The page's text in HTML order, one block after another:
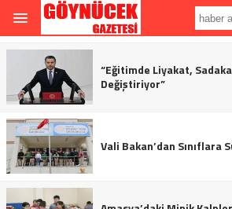
“Eğitimde Liyakat,
Değiştiriyor”
Vali Bakan’dan Sınıflara